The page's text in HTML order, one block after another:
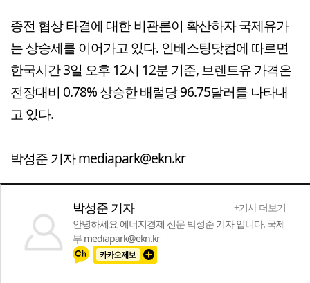
종전 협상 타결에 대한 비관론이 확산하자 국제유가
는 상승세를 이어가고 있다. 인베스팅닷컴에 따르면
한국시간 3일 오후 12시 12분 기준, 브렌트유 가격은
전장대비 0.78% 상승한 배럴당 96.75달러를 나타내
고 있다.
박성준 기자 mediapark@ekn.kr
박성준 기자
+기사 더보기
안녕하세요 에너지경제 신문 박성준 기자 입니다. 국제
부 mediapark@ekn.kr